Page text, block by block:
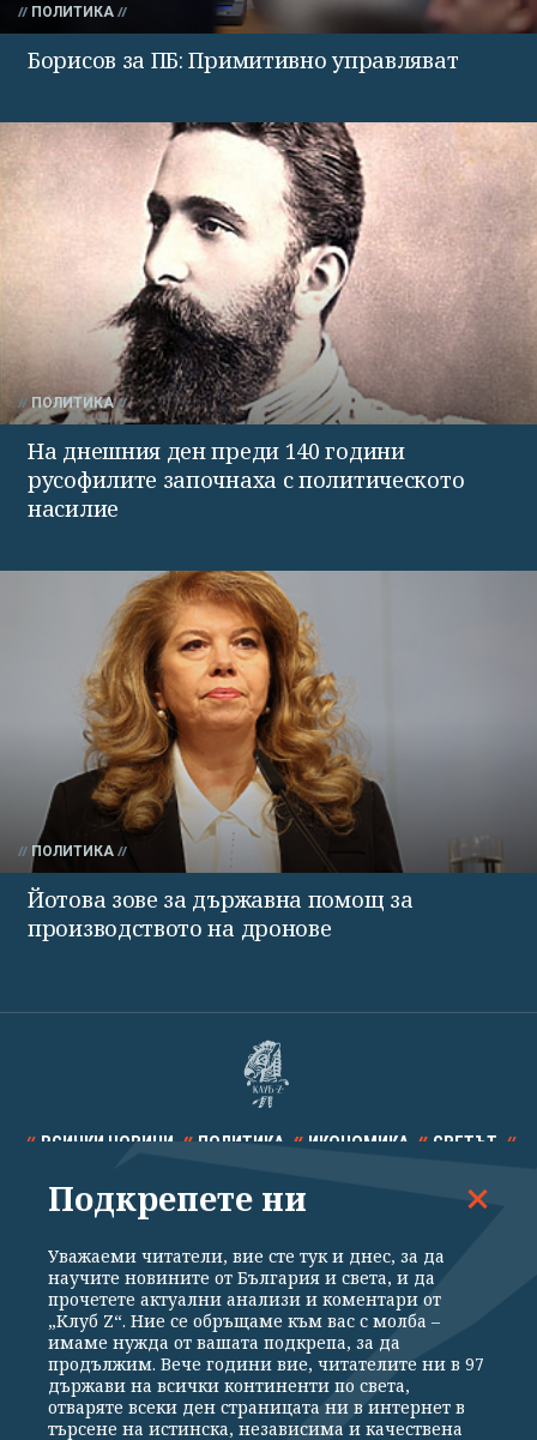
ПОЛИТИКА
Борисов за ПБ: Примитивно управляват
ПОЛИТИКА
На днешния ден преди 140 години
русофилите започнаха с политическото
насилие
ПОЛИТИКА
Йотова зове за държавна помощ за
производството на дронове
ВСИЧКИ НОВИНИ ПОЛИТИКА ИКОНОМИКА СВЕТЪТ
СПОРТ КУЛТУРА ТЕХНОЛОГИИ КАЛЕЙДОСКОП
Общи условия
Политика за поверителност
Реклама
Партньори Контакти
За Клуб Z
Подкрепете ни
Уважаеми читатели, вие сте тук и днес, за да
научите новините от България и света, и да
прочетете актуални анализи и коментари от
„Клуб Z“. Ние се обръщаме към вас с молба –
имаме нужда от вашата подкрепа, за да
продължим. Вече години вие, читателите ни в 97
държави на всички континенти по света,
отваряте всеки ден страницата ни в интернет в
търсене на истинска, независима и качествена